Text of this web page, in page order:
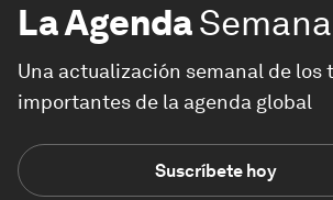
La Agenda
Una actualización semanal de los
importantes de la agenda global
Suscríbete hoy